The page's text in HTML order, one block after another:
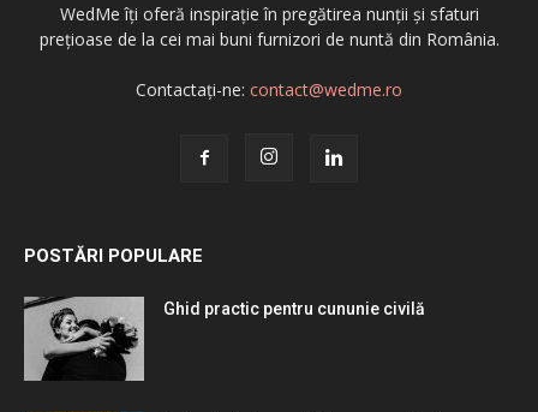
WedMe îți oferă inspirație în pregătirea nunții și sfaturi
prețioase de la cei mai buni furnizori de nuntă din România.
Contactați-ne: contact@wedme.ro
POSTĂRI POPULARE
Ghid practic pentru cununie civilă